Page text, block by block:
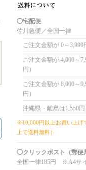
◯宅配便
佐川急便／全国一律
ご注文金額が 0～3,999
ご注文金額が 4,000～
円）
ご注文金額が 8,000～
円）
沖縄県・離島は1,550
※10,000円以上お買い上げ
上で送料無料）
◯クリックポスト（郵便
全国一律185円 ※A4サ